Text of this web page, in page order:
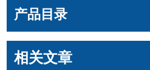
产品目录
相关文章